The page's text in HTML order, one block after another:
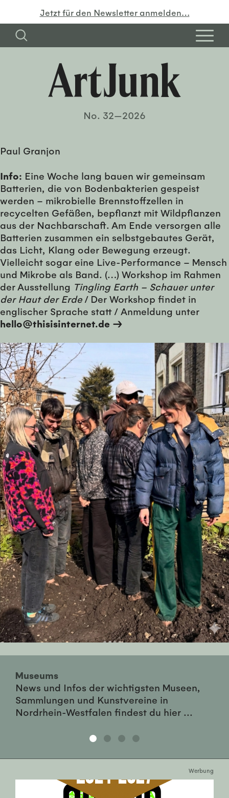
Jetzt für den Newsletter anmelden…
No. 32—2026
Paul Granjon
Info: Eine Woche lang bauen wir gemeinsam
Batterien, die von Bodenbakterien gespeist
werden – mikrobielle Brennstoffzellen in
recycelten Gefäßen, bepflanzt mit Wildpflanzen
aus der Nachbarschaft. Am Ende versorgen alle
Batterien zusammen ein selbstgebautes Gerät,
das Licht, Klang oder Bewegung erzeugt.
Vielleicht sogar eine Live-Performance – Mensch
und Mikrobe als Band. (…) Workshop im Rahmen
der Ausstellung Tingling Earth – Schauer unter
der Haut der Erde / Der Workshop findet in
englischer Sprache statt / Anmeldung unter
hello@thisisinternet.de →
Museums
News und Infos der wichtigsten Museen,
Sammlungen und Kunstvereine in
Nordrhein-Westfalen findest du hier ...
Werbung